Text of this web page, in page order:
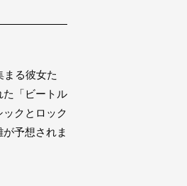
まる彼女た
「ビートル
クとロック
予想されま